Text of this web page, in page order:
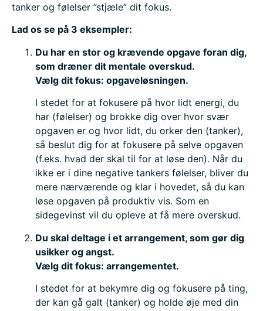
tanker og følelser ”stjæle” dit fokus.
Lad os se på 3 eksempler:
Du har en stor og krævende opgave foran dig,
som dræner dit mentale overskud.
Vælg dit fokus: opgaveløsningen.
I stedet for at fokusere på hvor lidt energi, du
har (følelser) og brokke dig over hvor svær
opgaven er og hvor lidt, du orker den (tanker),
så beslut dig for at fokusere på selve opgaven
(f.eks. hvad der skal til for at løse den). Når du
ikke er i dine negative tankers følelser, bliver du
mere nærværende og klar i hovedet, så du kan
løse opgaven på produktiv vis. Som en
sidegevinst vil du opleve at få mere overskud.
Du skal deltage i et arrangement, som gør dig
usikker og angst.
Vælg dit fokus: arrangementet.
I stedet for at bekymre dig og fokusere på ting,
der kan gå galt (tanker) og holde øje med din